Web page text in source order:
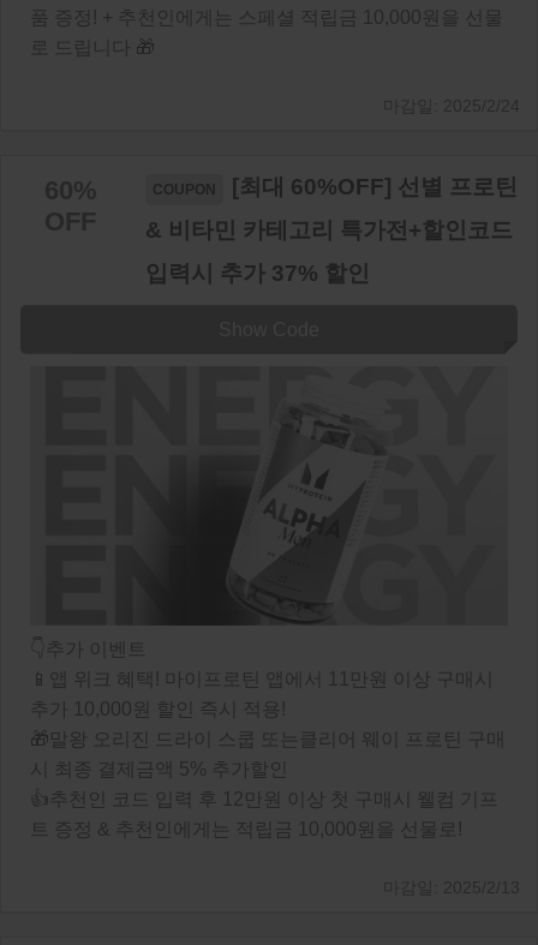
품 증정! + 추천인에게는 스페셜 적립금 10,000원을 선물
로 드립니다 🎁
60%
OFF
[최대 60%OFF] 선별 프로틴
& 비타민 카테고리 특가전+할인코드
입력시 추가 37% 할인
👇추가 이벤트
📱앱 위크 혜택! 마이프로틴 앱에서 11만원 이상 구매시
추가 10,000원 할인 즉시 적용!
🎁말왕 오리진 드라이 스쿱 또는클리어 웨이 프로틴 구매
시 최종 결제금액 5% 추가할인
👍추천인 코드 입력 후 12만원 이상 첫 구매시 웰컴 기프
트 증정 & 추천인에게는 적립금 10,000원을 선물로!